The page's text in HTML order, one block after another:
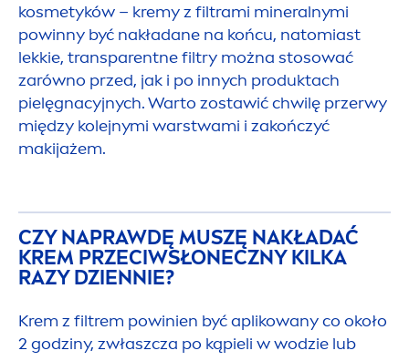
kosmetyków – kremy z filtrami mineralnymi
powinny być nakładane na końcu, natomiast
lekkie, transparentne filtry można stosować
zarówno przed, jak i po innych produktach
pielęgnacyjnych. Warto zostawić chwilę przerwy
między kolejnymi warstwami i zakończyć
makijażem.
CZY NAPRAWDĘ MUSZĘ NAKŁADAĆ
KREM PRZECIWSŁONECZNY KILKA
RAZY DZIENNIE?
Krem z filtrem powinien być aplikowany co około
2 godziny, zwłaszcza po kąpieli w wodzie lub